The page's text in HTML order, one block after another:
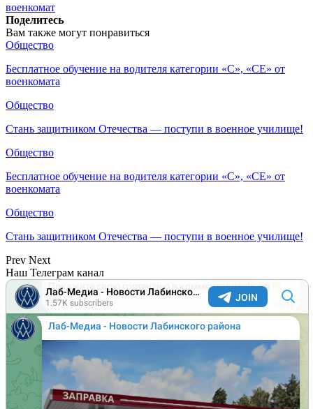
военкомат
Поделитесь
Вам также могут понравиться
Общество
Бесплатное обучение на водителя категории «C», «CE» от
военкомата
Общество
Стань защитником Отечества — поступи в военное училище!
Общество
Бесплатное обучение на водителя категории «C», «CE» от
военкомата
Общество
Стань защитником Отечества — поступи в военное училище!
Prev Next
Наш Телеграм канал